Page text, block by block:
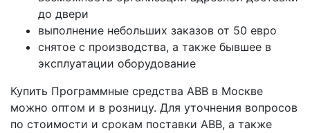
до двери
выполнение небольших заказов от 50 евро
снятое с производства, а также бывшее в
эксплуатации оборудование
Купить Программные средства ABB в Москве
можно оптом и в розницу. Для уточнения вопросов
по стоимости и срокам поставки ABB, а также